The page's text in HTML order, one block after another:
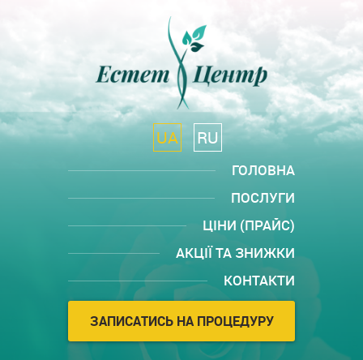
UA RU
ГОЛОВНА
ПОСЛУГИ
ЦІНИ (ПРАЙС)
АКЦІЇ ТА ЗНИЖКИ
КОНТАКТИ
ЗАПИСАТИСЬ НА ПРОЦЕДУРУ